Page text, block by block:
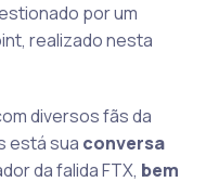
por um
realizado nesta
diversos fãs da
está sua conversa
da falida FTX, bem